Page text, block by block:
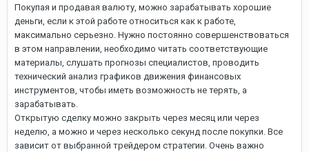
Покупая и продавая валюту, можно зарабатывать хорошие
деньги, если к этой работе относиться как к работе,
максимально серьезно. Нужно постоянно совершенствоваться
в этом направлении, необходимо читать соответствующие
материалы, слушать прогнозы специалистов, проводить
технический анализ графиков движения финансовых
инструментов, чтобы иметь возможность не терять, а
зарабатывать.
Открытую сделку можно закрыть через месяц или через
неделю, а можно и через несколько секунд после покупки. Все
зависит от выбранной трейдером стратегии. Очень важно